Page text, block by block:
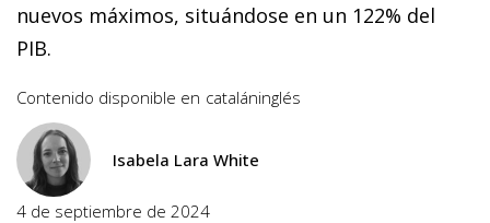
nuevos máximos, situándose en un 122% del
PIB.
Contenido disponible en cataláninglés
Isabela Lara White
4 de septiembre de 2024